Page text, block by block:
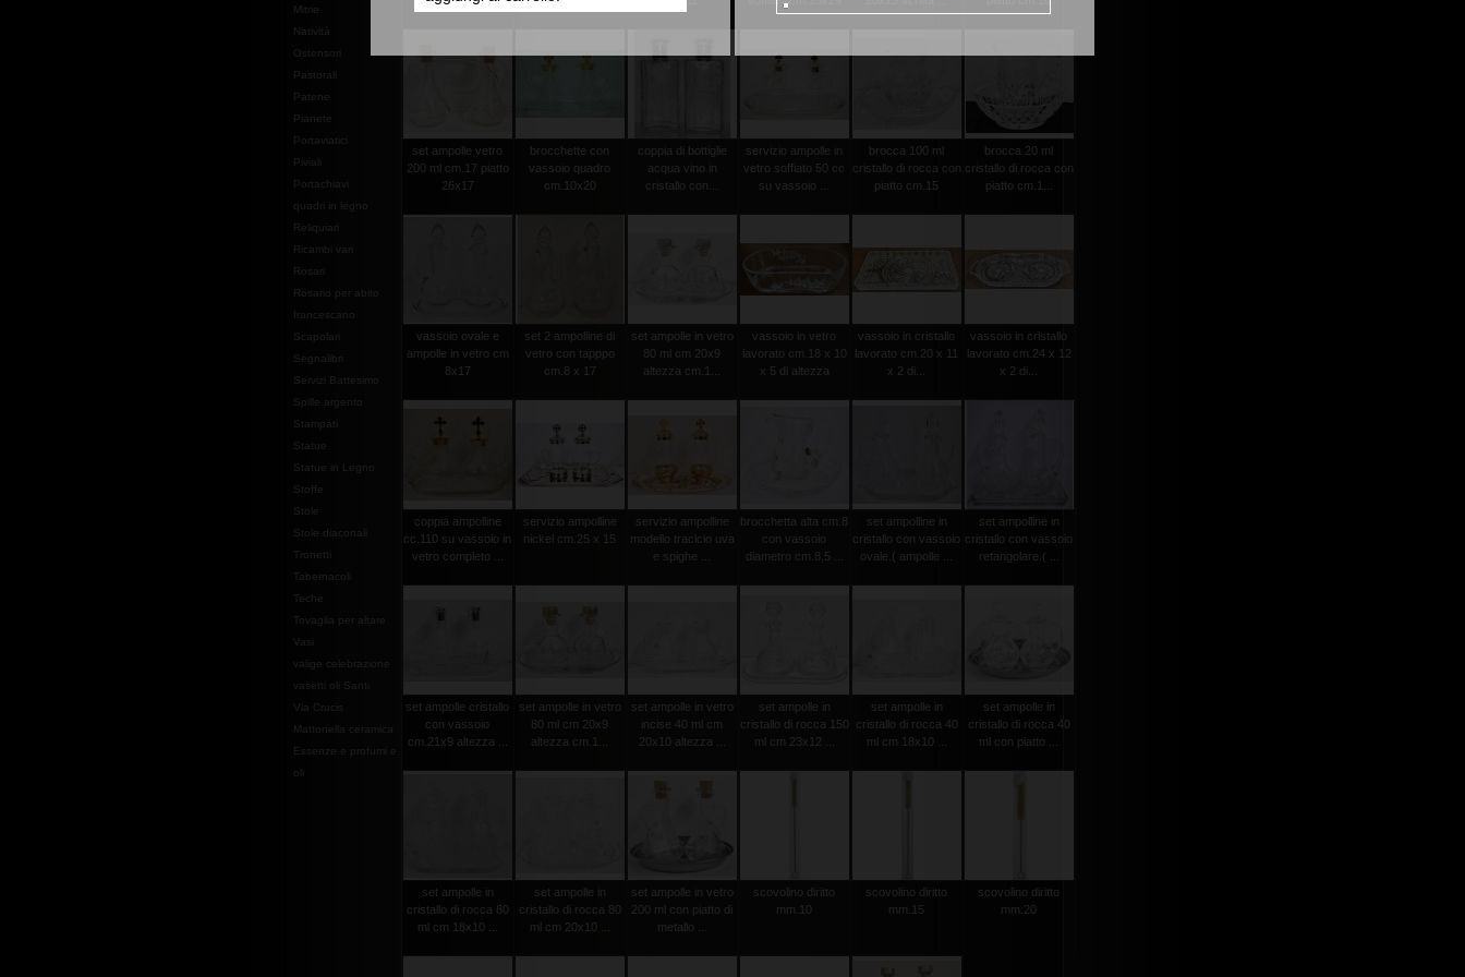
Mitrie
Natività
Ostensori
Pastorali
Patene
Pianete
Portaviatici
Piviali
Portachiavi
quadri in legno
Reliquiari
Ricambi vari
Rosari
Rosario per abito
francescano
Scapolari
Segnalibri
Servizi Battesimo
Spille argento
Stampati
Statue
Statue in Legno
Stoffe
Stole
Stole diaconali
Tronetti
Tabernacoli
Teche
Tovaglia per altare
Vasi
valige celebrazione
vasetti oli Santi
Via Crucis
Mattonella ceramica
Essenze e profumi e
oli
set ampolle vetro
200 ml cm.17 piatto
26x17
brocchette con
vassoio quadro
cm.10x20
coppia di bottiglie
acqua vino in
cristallo con...
servizio ampolle in
vetro soffiato 50 cc
su vassoio ...
brocca 100 ml
cristallo di rocca con
piatto cm.15
brocca 20 ml
cristallo di rocca con
piatto cm.1...
vassoio ovale e
ampolle in vetro cm
8x17
set 2 ampolline di
vetro con tapppo
cm.8 x 17
set ampolle in vetro
80 ml cm 20x9
altezza cm.1...
vassoio in vetro
lavorato cm.18 x 10
x 5 di altezza
vassoio in cristallo
lavorato cm.20 x 11
x 2 di...
vassoio in cristallo
lavorato cm.24 x 12
x 2 di...
coppia ampolline
cc.110 su vassoio in
vetro completo ...
servizio ampolline
nickel cm.25 x 15
servizio ampolline
modello traclcio uva
e spighe ...
brocchetta alta cm.8
con vassoio
diametro cm.8,5 ...
set ampolline in
cristallo con vassoio
ovale.( ampolle ...
set ampolline in
cristallo con vassoio
retangolare.( ...
set ampolle cristallo
con vassoio
cm.21x9 altezza ...
set ampolle in vetro
80 ml cm 20x9
altezza cm.1...
set ampolle in vetro
incise 40 ml cm
20x10 altezza ...
set ampolle in
cristallo di rocca 150
ml cm 23x12 ...
set ampolle in
cristallo di rocca 40
ml cm 18x10 ...
set ampolle in
cristallo di rocca 40
ml con piatto ...
set ampolle in
cristallo di rocca 80
ml cm 18x10 ...
set ampolle in
cristallo di rocca 80
ml cm 20x10 ...
set ampolle in vetro
200 ml con piatto di
metallo ...
scovolino diritto
mm.10
scovolino diritto
mm.15
scovolino diritto
mm.20